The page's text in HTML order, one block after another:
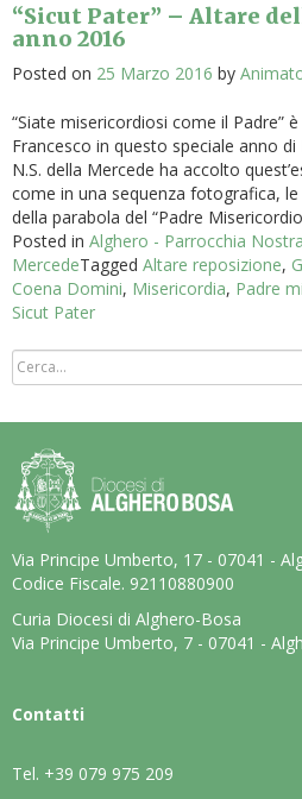
“Sicut Pater” – Altare
anno 2016
Posted on 25 Marzo 2016 by
“Siate misericordiosi come il Padre”
Francesco in questo speciale anno
N.S. della Mercede ha accolto
come in una sequenza fotografica,
della parabola del “Padre
Posted in Alghero - Parrocchia
MercedeTagged Altare reposizione,
Coena Domini, Misericordia, Padre
Sicut Pater
Via Principe Umberto, 17 - 07041 -
Codice Fiscale. 92110880900
Curia Diocesi di Alghero-Bosa
Via Principe Umberto, 7 - 07041 -
Contatti
Tel. +39 079 975 209